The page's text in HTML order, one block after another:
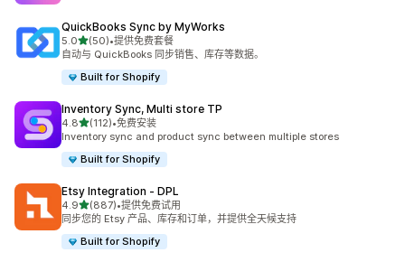
QuickBooks Sync by MyWorks
5.0星（满分 5 星）
(50)
总共 50 条评论
•提供免费套餐
自动与 QuickBooks 同步销售、库存等数据。
Built for Shopify
Inventory Sync, Multi store TP
4.8星（满分 5 星）
(112)
总共 112 条评论
•免费安装
Inventory sync and product sync between multiple stores
Built for Shopify
Etsy Integration ‑ DPL
4.9星（满分 5 星）
(887)
总共 887 条评论
•提供免费试用
同步您的 Etsy 产品、库存和订单，并提供全天候支持
Built for Shopify